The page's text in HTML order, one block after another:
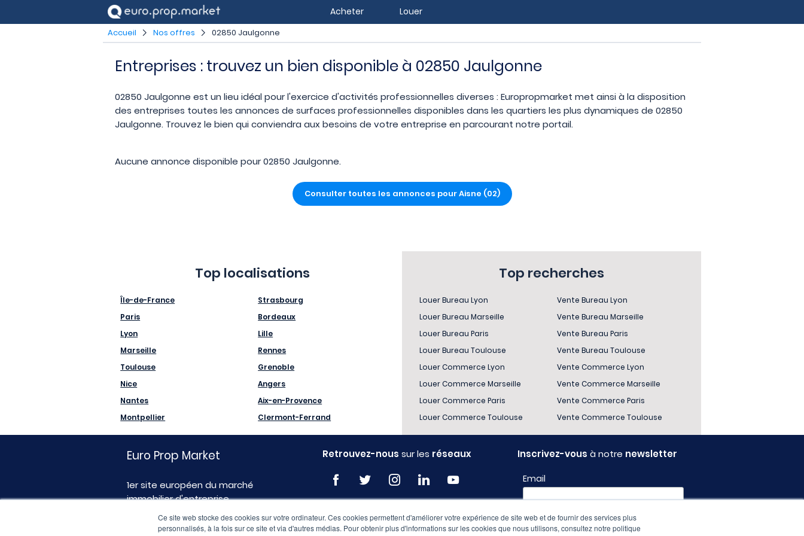
Ce site web stocke des cookies sur votre ordinateur. Ces cookies permettent d'améliorer votre expérience de site web et de fournir des services plus
personnalisés, à la fois sur ce site et via d'autres médias. Pour obtenir plus d'informations sur les cookies que nous utilisons, consultez notre politique
Acheter Louer
Accueil Nos offres 02850 Jaulgonne
Entreprises : trouvez un bien disponible à 02850 Jaulgonne
02850 Jaulgonne est un lieu idéal pour l'exercice d'activités professionnelles diverses : Europropmarket met ainsi à la disposition
des entreprises toutes les annonces de surfaces professionnelles disponibles dans les quartiers les plus dynamiques de 02850
Jaulgonne. Trouvez le bien qui conviendra aux besoins de votre entreprise en parcourant notre portail.
Aucune annonce disponible pour 02850 Jaulgonne.
Consulter toutes les annonces pour Aisne (02)
Top localisations
Île-de-France
Paris
Lyon
Marseille
Toulouse
Nice
Nantes
Montpellier
Strasbourg
Bordeaux
Lille
Rennes
Grenoble
Angers
Aix-en-Provence
Clermont-Ferrand
Top recherches
Louer Bureau Lyon
Louer Bureau Marseille
Louer Bureau Paris
Louer Bureau Toulouse
Louer Commerce Lyon
Louer Commerce Marseille
Louer Commerce Paris
Louer Commerce Toulouse
Vente Bureau Lyon
Vente Bureau Marseille
Vente Bureau Paris
Vente Bureau Toulouse
Vente Commerce Lyon
Vente Commerce Marseille
Vente Commerce Paris
Vente Commerce Toulouse
Euro Prop Market
1er site européen du marché
immobilier d'entreprise
Retrouvez-nous sur les réseaux Inscrivez-vous à notre newsletter
Email
Profil